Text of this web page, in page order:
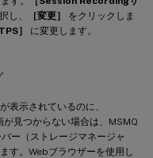
し、 ［変更］
をクリックしま
］ に変更します。
表示されているのに、
見つからない場合は、MSMQ
ー（ストレージマネージャ
す。Webブラウザーを使用し